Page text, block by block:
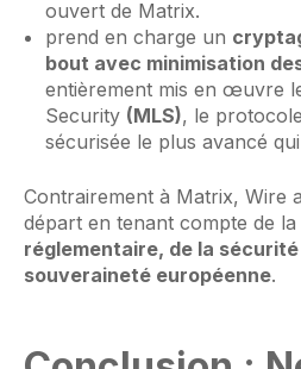
ouvert de Matrix.
prend en charge un
bout avec minimisation
entièrement mis en œuvre
Security (MLS), le
sécurisée le plus avancé
Contrairement à Matrix, Wire
départ en tenant compte de la
réglementaire, de la
souveraineté européenne.